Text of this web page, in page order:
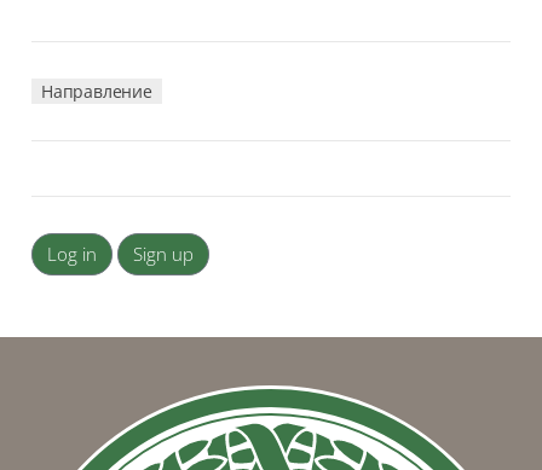
Направление
Log in Sign up